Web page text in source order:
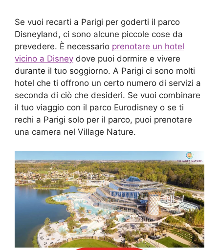
Se vuoi recarti a Parigi per goderti il parco
Disneyland, ci sono alcune piccole cose da
prevedere. È necessario prenotare un hotel
vicino a Disney dove puoi dormire e vivere
durante il tuo soggiorno. A Parigi ci sono molti
hotel che ti offrono un certo numero di servizi a
seconda di ciò che desideri. Se vuoi combinare
il tuo viaggio con il parco Eurodisney o se ti
rechi a Parigi solo per il parco, puoi prenotare
una camera nel Village Nature.